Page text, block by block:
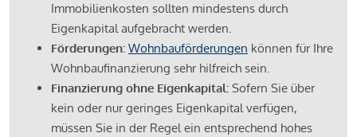
Immobilienkosten sollten mindestens durch
Eigenkapital aufgebracht werden.
Förderungen: Wohnbauförderungen können für Ihre
Wohnbaufinanzierung sehr hilfreich sein.
Finanzierung ohne Eigenkapital: Sofern Sie über
kein oder nur geringes Eigenkapital verfügen,
müssen Sie in der Regel ein entsprechend hohes